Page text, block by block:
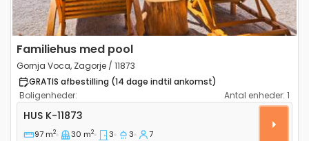
Familiehus med pool
Gornja Voca, Zagorje / 11873
GRATIS afbestilling (14 dage indtil ankomst)
Boligenheder:
Antal enheder: 1
Treværelses hus Gornja Voca, Zagorje K-11873
HUS K-11873
97 m2 30 m2 3 3 7